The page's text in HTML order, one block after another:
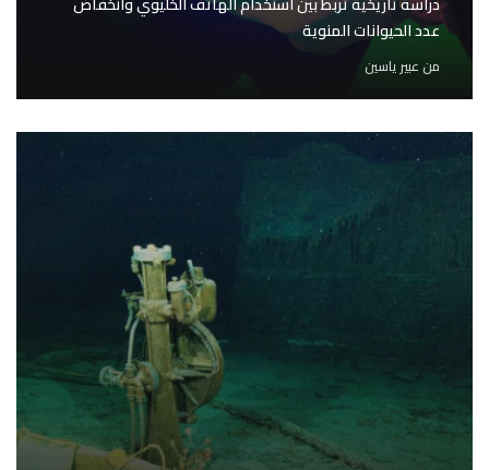
عدد الحيوانات المنوية
من عبير ياسين